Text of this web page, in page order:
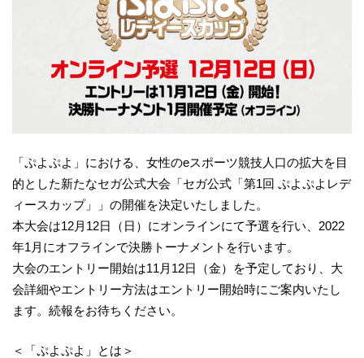
「ぷよぷよ」における、女性のeスポーツ競技人口の拡大を目
的とした新たなセガ公式大会「セガ公式「第1回 ぷよぷよレデ
ィースカップ」」の開催を決定いたしました。
本大会は12月12日（日）にオンラインにて予選を行い、2022
年1月にオフラインで決勝トーナメントを行います。
大会のエントリー開始は11月12日（金）を予定しており、大
会詳細やエントリー方法はエントリー開始時にご案内いたし
ます。続報をお待ちください。
＜「ぷよぷよ」とは＞